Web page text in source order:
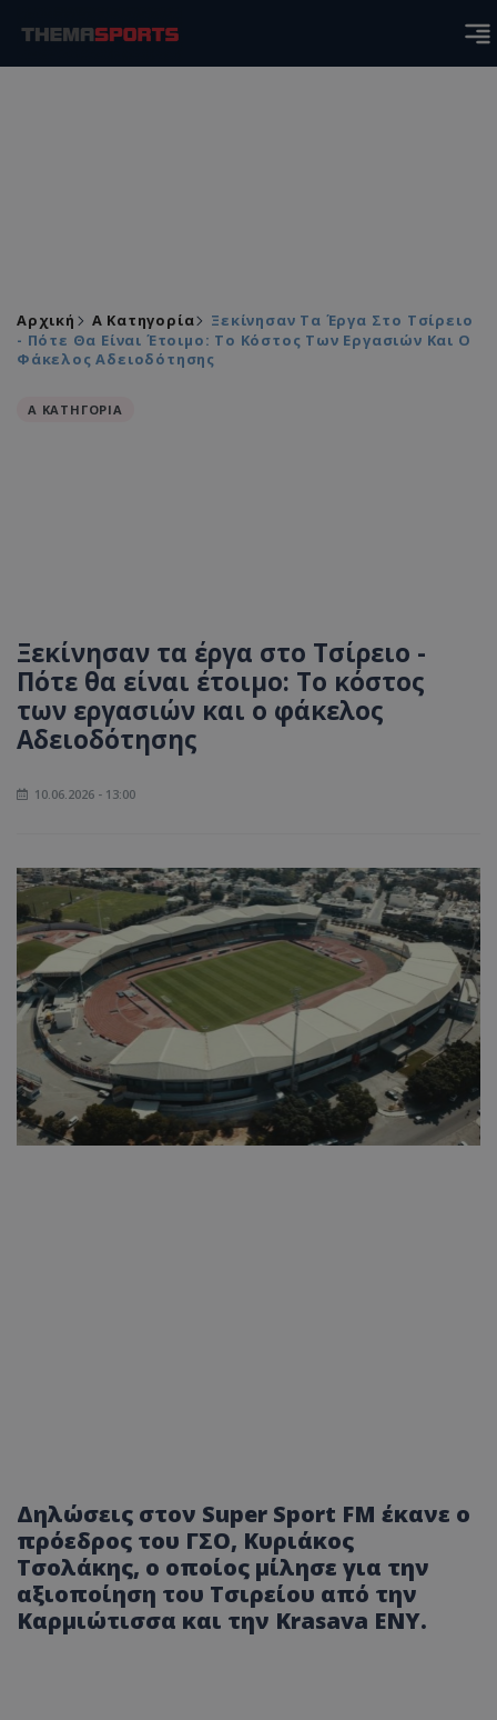
Αρχική Α Κατηγορία
Ξεκίνησαν Τα Έργα Στο Τσίρειο
- Πότε Θα Είναι Έτοιμο: Το Κόστος Των Εργασιών Και Ο
Φάκελος Αδειοδότησης
Α ΚΑΤΗΓΟΡΙΑ
Ξεκίνησαν τα έργα στο Τσίρειο -
Πότε θα είναι έτοιμο: Το κόστος
των εργασιών και ο φάκελος
Αδειοδότησης
10.06.2026 - 13:00
Δηλώσεις στον Super Sport FM έκανε ο
πρόεδρος του ΓΣΟ, Κυριάκος
Τσολάκης, ο οποίος μίλησε για την
αξιοποίηση του Τσιρείου από την
Καρμιώτισσα και την Krasava ΕΝΥ.